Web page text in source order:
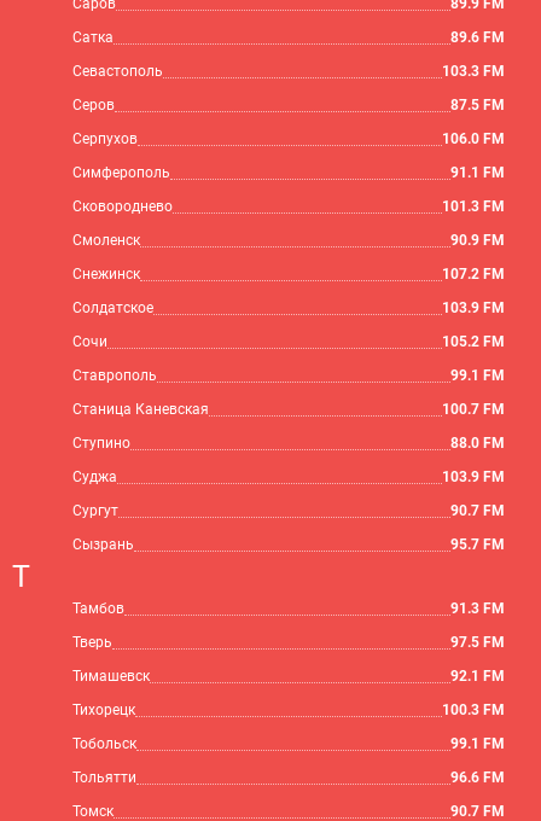
Саров
89.9 FM
Сатка
89.6 FM
Севастополь
103.3 FM
Серов
87.5 FM
Серпухов
106.0 FM
Симферополь
91.1 FM
Сковороднево
101.3 FM
Смоленск
90.9 FM
Снежинск
107.2 FM
Солдатское
103.9 FM
Сочи
105.2 FM
Ставрополь
99.1 FM
Станица Каневская
100.7 FM
Ступино
88.0 FM
Суджа
103.9 FM
Сургут
90.7 FM
Сызрань
95.7 FM
Т
Тамбов
91.3 FM
Тверь
97.5 FM
Тимашевск
92.1 FM
Тихорецк
100.3 FM
Тобольск
99.1 FM
Тольятти
96.6 FM
Томск
90.7 FM